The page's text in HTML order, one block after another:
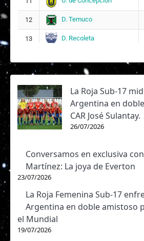
12 D. Temuco
13 D. Recoleta
La Roja Sub-17
Argentina en
CAR José Sulantay.
26/07/2026
Conversamos en exclusiva
Martínez: La joya de Everton
23/07/2026
La Roja Femenina Sub-17
Argentina en doble amistoso
el Mundial
19/07/2026